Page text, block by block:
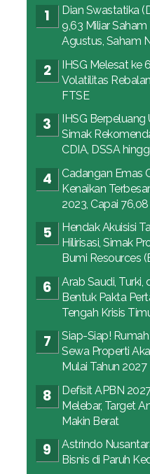
Dian Swastatika
9,63 Miliar Saham
Agustus, Saham
IHSG Melesat ke
Volatilitas
FTSE
IHSG Berpeluang
Simak
CDIA, DSSA
Cadangan Emas
Kenaikan
2023, Capai
Hendak Akuisisi
Hilirisasi, Simak
Bumi Resources
Arab Saudi, Turki,
Bentuk Pakta
Tengah Krisis
Siap-Siap!
Sewa Properti
Mulai Tahun 2027
Defisit APBN
Melebar, Target
Makin Berat
Astrindo
Bisnis di Paruh